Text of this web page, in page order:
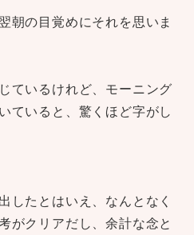
朝の目覚めにそれを思いま
ているけれど、モーニング
ていると、驚くほど字がし
したとはいえ、なんとなく
がクリアだし、余計な念と